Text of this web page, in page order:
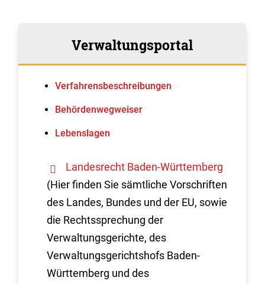
Verwaltungsportal
Verfahrens­beschreibungen
Behördenwegweiser
Lebenslagen
Landesrecht Baden-Württemberg
(Hier finden Sie sämtliche Vorschriften
des Landes, Bundes und der EU, sowie
die Rechtssprechung der
Verwaltungsgerichte, des
Verwaltungsgerichtshofs Baden-
Württemberg und des